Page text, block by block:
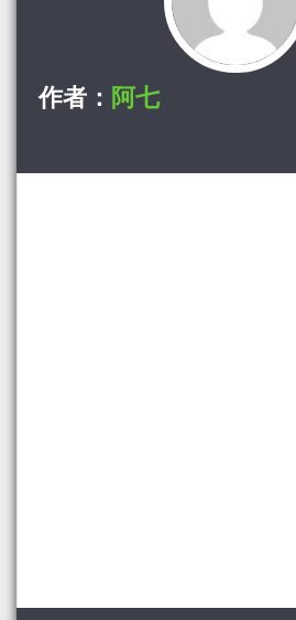
作者： 阿七